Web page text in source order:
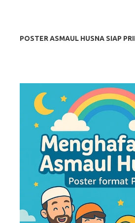
POSTER ASMAUL HUSNA SIAP